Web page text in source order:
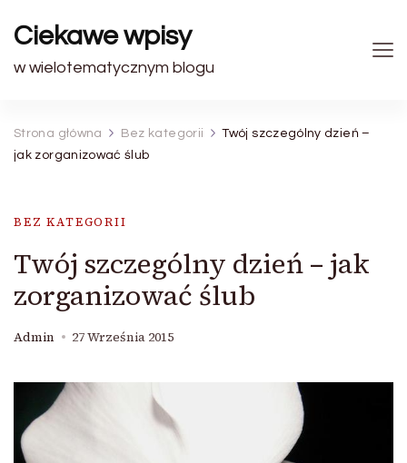
Ciekawe wpisy
w wielotematycznym blogu
Strona główna Bez kategorii
Twój szczególny dzień –
jak zorganizować ślub
BEZ KATEGORII
Twój szczególny dzień – jak
zorganizować ślub
Admin 27 Września 2015